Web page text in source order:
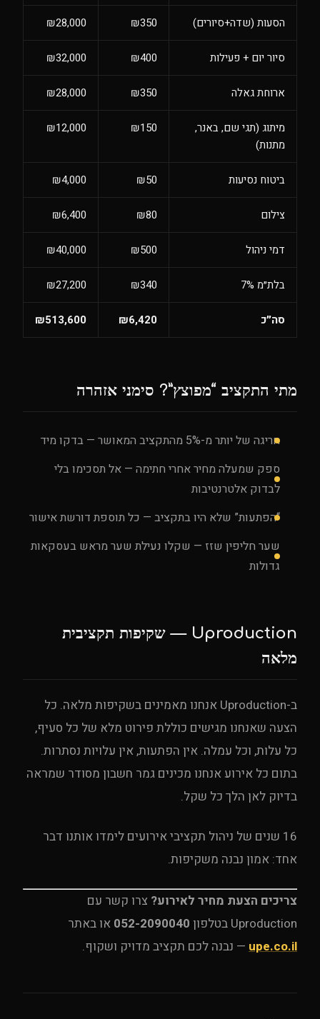
הסעות (שדה+סיורים) ₪350
₪28,000
סיור יום + פעילות ₪400
₪32,000
ארוחת גאלה ₪350
₪28,000
מיתוג (תגי שם, באנר,
מתנות)
₪150
₪12,000
ביטוח נסיעות ₪50
₪4,000
צילום ₪80
₪6,400
דמי ניהול ₪500
₪40,000
בלת״מ 7% ₪340
₪27,200
סה״כ ₪6,420
₪513,600
מתי התקציב “מפוצץ”? סימני אזהרה
חריגה של יותר מ-5% מהתקציב המאושר — בדקו מיד
ספק שמעלה מחיר אחרי חתימה — אל תסכימו בלי
לבדוק אלטרנטיבות
“הפתעות” שלא היו בתקציב — כל תוספת דורשת אישור
שער חליפין שזז — שקלו נעילת שער מראש בעסקאות
גדולות
Uproduction — שקיפות תקציבית
מלאה
ב-Uproduction אנחנו מאמינים בשקיפות מלאה. כל
הצעה שאנחנו מגישים כוללת פירוט מלא של כל סעיף,
כל עלות, וכל עמלה. אין הפתעות, אין עלויות נסתרות.
בתום כל אירוע אנחנו מכינים גמר חשבון מסודר שמראה
בדיוק לאן הלך כל שקל.
16 שנים של ניהול תקציבי אירועים לימדו אותנו דבר
אחד: אמון נבנה משקיפות.
צריכים הצעת מחיר לאירוע? צרו קשר עם
Uproduction בטלפון
052-2090040 או באתר
upe.co.il — נבנה לכם תקציב מדויק ושקוף.